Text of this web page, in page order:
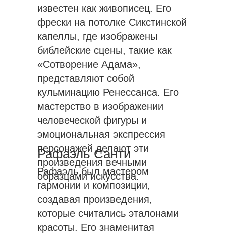
известен как живописец. Его
фрески на потолке Сикстинской
капеллы, где изображены
библейские сцены, такие как
«Сотворение Адама»,
представляют собой
кульминацию Ренессанса. Его
мастерство в изображении
человеческой фигуры и
эмоциональная экспрессия
персонажей делают эти
произведения вечными
образцами искусства.
Рафаэль был мастером
гармонии и композиции,
создавая произведения,
которые считались эталонами
красоты. Его знаменитая
Рафаэль Санти